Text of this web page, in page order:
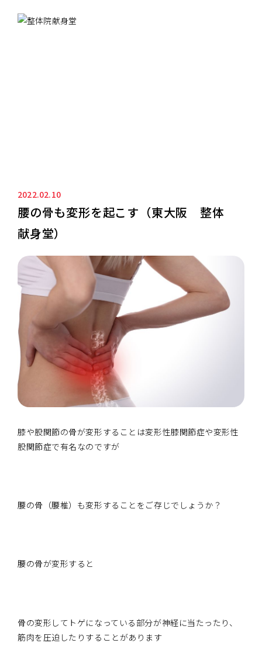
2022.02.10
腰の骨も変形を起こす（東大阪 整体
献身堂）
膝や股関節の骨が変形することは変形性膝関節症や変形性
股関節症で有名なのですが
腰の骨（腰椎）も変形することをご存じでしょうか？
腰の骨が変形すると
骨の変形してトゲになっている部分が神経に当たったり、
筋肉を圧迫したりすることがあります